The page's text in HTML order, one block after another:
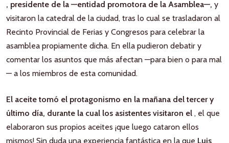
, presidente de la —entidad promotora de la Asamblea—, y
visitaron la catedral de la ciudad, tras lo cual se trasladaron al
Recinto Provincial de Ferias y Congresos para celebrar la
asamblea propiamente dicha. En ella pudieron debatir y
comentar los asuntos que más afectan —para bien o para mal
— a los miembros de esta comunidad.
El aceite tomó el protagonismo en la mañana del tercer y
último día, durante la cual los asistentes visitaron el , el que
elaboraron sus propios aceites ¡que luego cataron ellos
mismos! Sin duda una experiencia fantástica en la que Luis